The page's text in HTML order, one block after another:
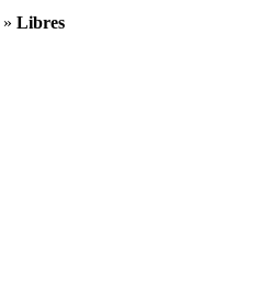
» Libres